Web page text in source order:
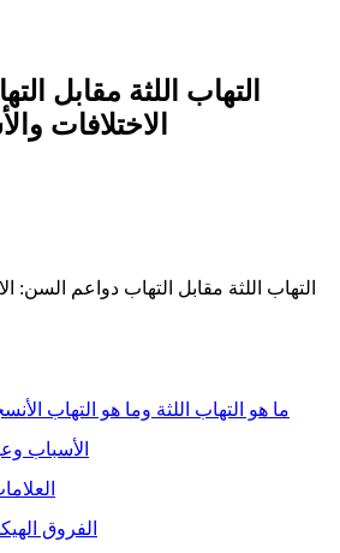
التهاب اللثة مقابل
الاختلافات
التهاب اللثة مقابل التهاب دواعم السن:
ما هو التهاب اللثة وما هو التهاب
الأسباب
الفروق